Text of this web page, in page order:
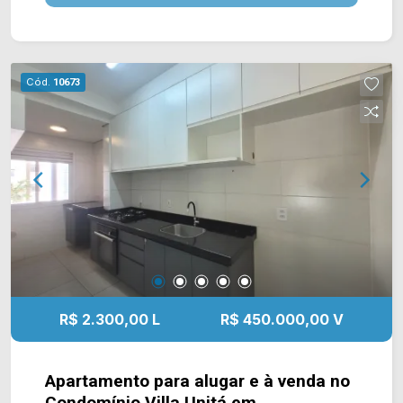
*Previsão de entrega final de 2027. Localizado
Gonçalves Dias e Av. Campos Sales. Esta região
conta com Formiguinhas, restaurante Quiero Café,
Clube do Bosque, Colégio Anglo, padaria Ouro
Branco, hospital Unimed e farmácia Droga Raia.
Entre em contato com a equipe da Arbix Imóveis
e agende a sua visita!! WhatsApp e Telefone:
(19) 3475-4546 ARBIX IMÓVEIS - Presente em
cada mudança!
Cód. 10673
R$ 2.300,00 L R$ 450.000,00 V
Apartamento para alugar e à venda no